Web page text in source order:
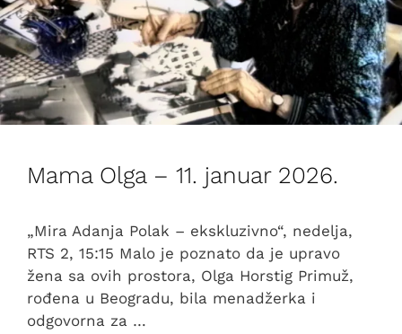
Mama Olga – 11. januar 2026.
„Mira Adanja Polak – ekskluzivno“, nedelja,
RTS 2, 15:15 Malo je poznato da je upravo
žena sa ovih prostora, Olga Horstig Primuž,
rođena u Beogradu, bila menadžerka i
odgovorna za …